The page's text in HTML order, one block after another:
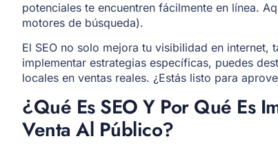
potenciales te encuentren fácilmente en línea.
motores de búsqueda).
El SEO no solo mejora tu visibilidad en
implementar estrategias específicas, puedes
locales en ventas reales. ¿Estás listo para
¿Qué Es SEO Y Por Qué Es
Venta Al Público?